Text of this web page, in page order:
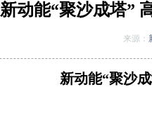
新动能“聚沙成塔”
来源：
新动能“聚沙